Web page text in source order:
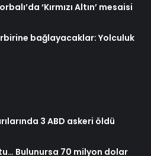
‘Kırmızı Altın’ mesaisi
bağlayacaklar: Yolculuk
3 ABD askeri öldü
Bulunursa 70 milyon dolar